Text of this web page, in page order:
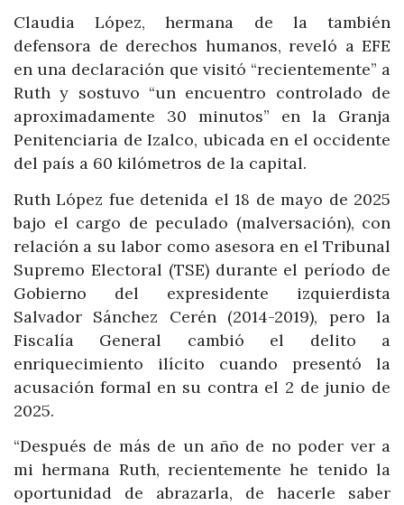
Claudia López, hermana de la también
defensora de derechos humanos, reveló a EFE
en una declaración que visitó “recientemente” a
Ruth y sostuvo “un encuentro controlado de
aproximadamente 30 minutos” en la Granja
Penitenciaria de Izalco, ubicada en el occidente
del país a 60 kilómetros de la capital.
Ruth López fue detenida el 18 de mayo de 2025
bajo el cargo de peculado (malversación), con
relación a su labor como asesora en el Tribunal
Supremo Electoral (TSE) durante el período de
Gobierno del expresidente izquierdista
Salvador Sánchez Cerén (2014-2019), pero la
Fiscalía General cambió el delito a
enriquecimiento ilícito cuando presentó la
acusación formal en su contra el 2 de junio de
2025.
“Después de más de un año de no poder ver a
mi hermana Ruth, recientemente he tenido la
oportunidad de abrazarla, de hacerle saber